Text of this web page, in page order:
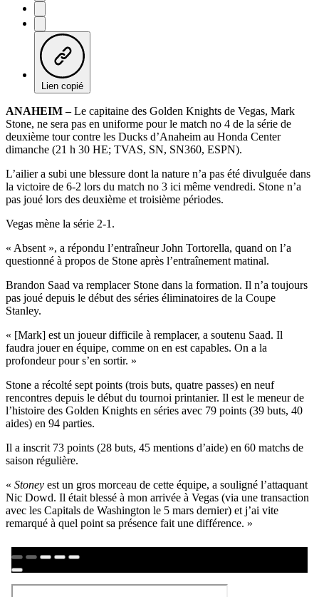
Lien copié
ANAHEIM –Le capitaine des Golden Knights de Vegas, Mark
Stone, ne sera pas en uniforme pour le match no 4 de la série de
deuxième tour contre les Ducks d’Anaheim au Honda Center
dimanche (21 h 30 HE; TVAS, SN, SN360, ESPN).
L’ailier a subi une blessure dont la nature n’a pas été divulguée dans
la victoire de 6-2 lors du match no 3 ici même vendredi. Stone n’a
pas joué lors des deuxième et troisième périodes.
Vegas mène la série 2-1.
« Absent », a répondu l’entraîneur John Tortorella, quand on l’a
questionné à propos de Stone après l’entraînement matinal.
Brandon Saad va remplacer Stone dans la formation. Il n’a toujours
pas joué depuis le début des séries éliminatoires de la Coupe
Stanley.
« [Mark] est un joueur difficile à remplacer, a soutenu Saad. Il
faudra jouer en équipe, comme on en est capables. On a la
profondeur pour s’en sortir. »
Stone a récolté sept points (trois buts, quatre passes) en neuf
rencontres depuis le début du tournoi printanier. Il est le meneur de
l’histoire des Golden Knights en séries avec 79 points (39 buts, 40
aides) en 94 parties.
Il a inscrit 73 points (28 buts, 45 mentions d’aide) en 60 matchs de
saison régulière.
« Stoney est un gros morceau de cette équipe, a souligné l’attaquant
Nic Dowd. Il était blessé à mon arrivée à Vegas (via une transaction
avec les Capitals de Washington le 5 mars dernier) et j’ai vite
remarqué à quel point sa présence fait une différence. »